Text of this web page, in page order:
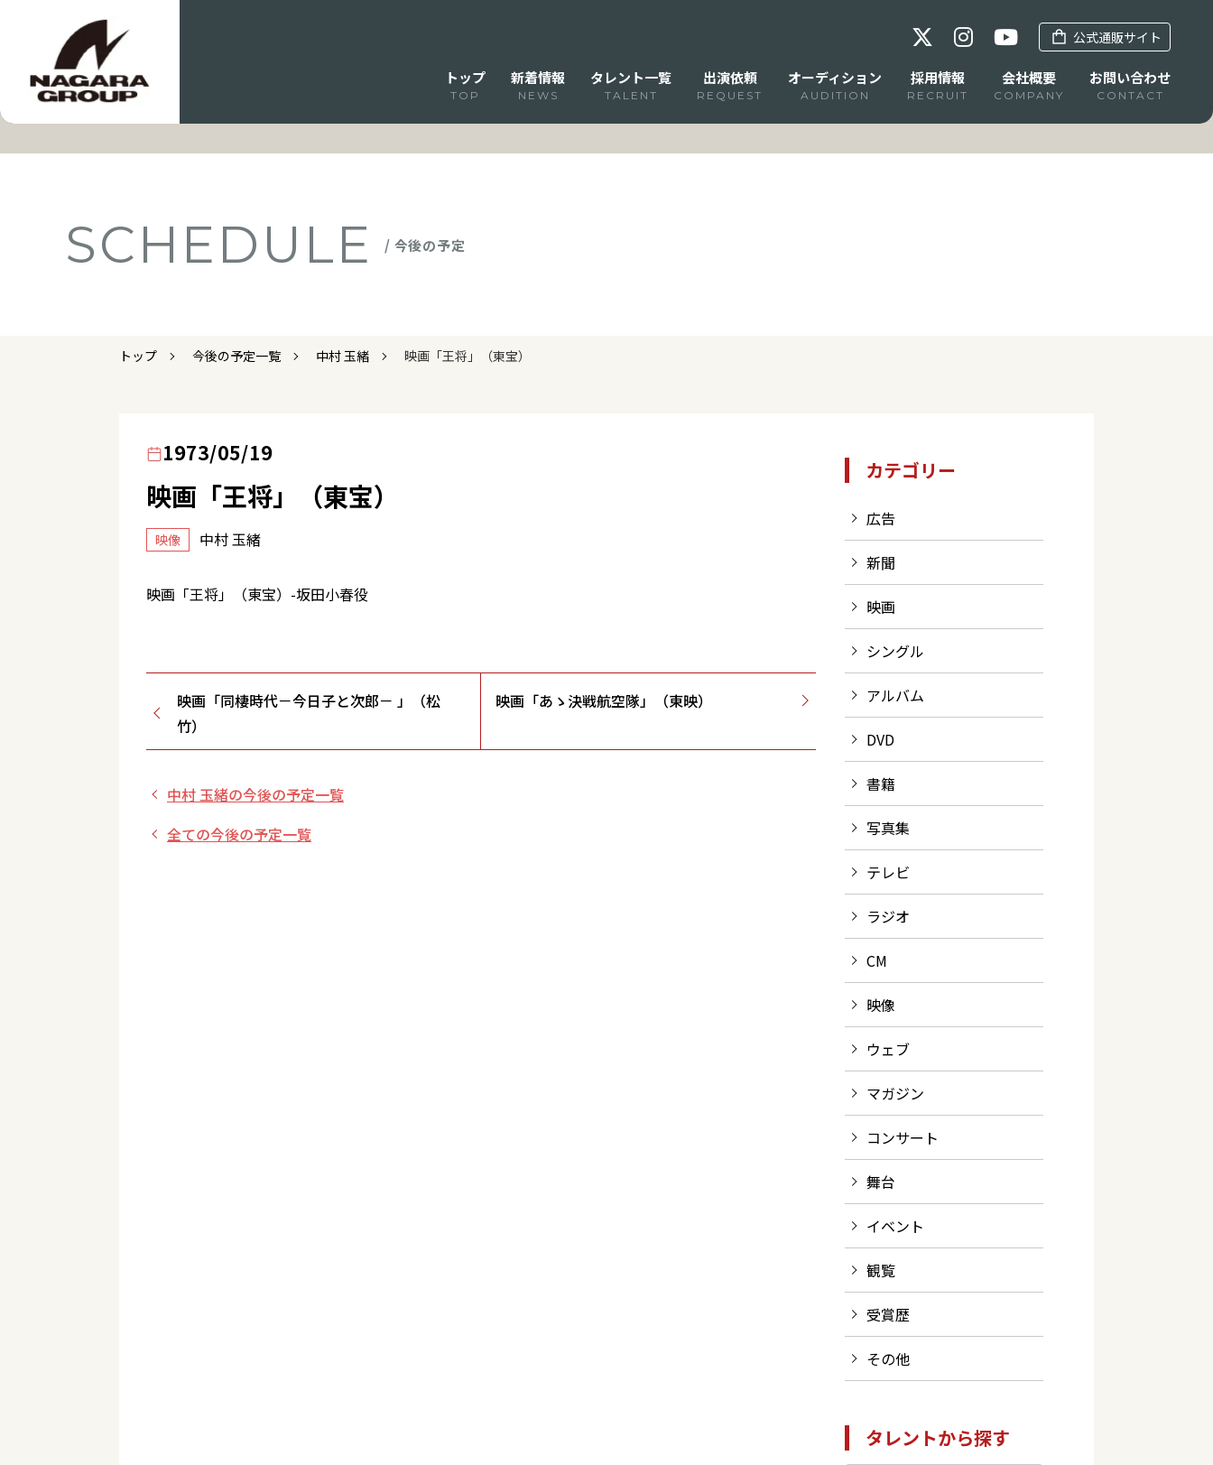
公式通販サイト
トップ
TOP
新着情報
NEWS
タレント一覧
TALENT
出演依頼
REQUEST
オーディション
AUDITION
採用情報
RECRUIT
会社概要
COMPANY
お問い合わせ
CONTACT
SCHEDULE / 今後の予定
トップ 今後の予定一覧 中村 玉緒 映画「王将」（東宝）
1973/05/19
映画「王将」（東宝）
映像 中村 玉緒
映画「王将」（東宝）-坂田小春役
映画「同棲時代－今日子と次郎－ 」（松
竹）
映画「あゝ決戦航空隊」（東映）
中村 玉緒の今後の予定一覧
全ての今後の予定一覧
カテゴリー
広告
新聞
映画
シングル
アルバム
DVD
書籍
写真集
テレビ
ラジオ
CM
映像
ウェブ
マガジン
コンサート
舞台
イベント
観覧
受賞歴
その他
タレントから探す